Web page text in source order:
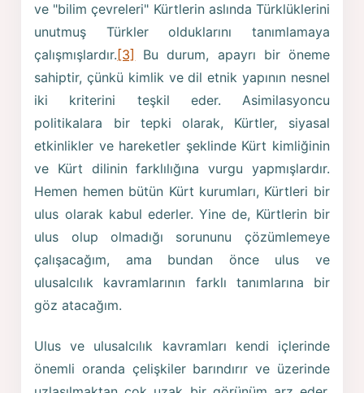
ve "bilim çevreleri" Kürtlerin aslında Türklüklerini
unutmuş Türkler olduklarını tanımlamaya
çalışmışlardır. [3]
Bu durum, apayrı bir öneme
sahiptir, çünkü kimlik ve dil etnik yapının nesnel
iki kriterini teşkil eder. Asimilasyoncu
politikalara bir tepki olarak, Kürtler, siyasal
etkinlikler ve hareketler şeklinde Kürt kimliğinin
ve Kürt dilinin farklılığına vurgu yapmışlardır.
Hemen hemen bütün Kürt kurumları, Kürtleri bir
ulus olarak kabul ederler. Yine de, Kürtlerin bir
ulus olup olmadığı sorununu çözümlemeye
çalışacağım, ama bundan önce ulus ve
ulusalcılık kavramlarının farklı tanımlarına bir
göz atacağım.
Ulus ve ulusalcılık kavramları kendi içlerinde
önemli oranda çelişkiler barındırır ve üzerinde